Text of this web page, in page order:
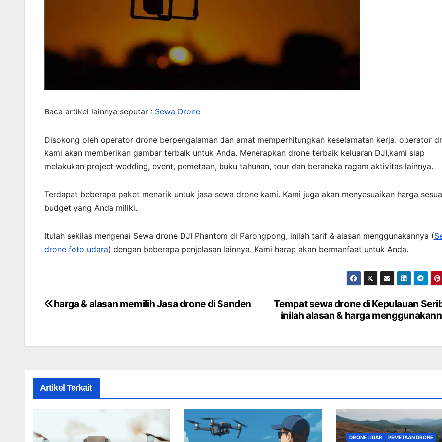
Baca artikel lainnya seputar : Sewa Drone
Disokong oleh operator drone berpengalaman dan amat memperhitungkan keselamatan kerja. operator
kami akan memberikan gambar terbaik untuk Anda. Menerapkan drone terbaik keluaran DJI,kami siap
melakukan project wedding, event, pemetaan, buku tahunan, tour dan beraneka ragam aktivitas lainnya.
Terdapat beberapa paket menarik untuk jasa sewa drone kami. Kami juga akan menyesuaikan harga
budget yang Anda miliki.
Itulah sekilas mengenai Sewa drone DJI Phantom di Parongpong, inilah tarif & alasan menggunakannya (
drone foto udara) dengan beberapa penjelasan lainnya. Kami harap akan bermanfaat untuk Anda.
Post
Tempat sewa drone di Kepulauan
inilah alasan & harga
harga & alasan memilih Jasa drone di Sanden
Artikel Terkait
DRONE LIDAR
PEMETAAN DRONE